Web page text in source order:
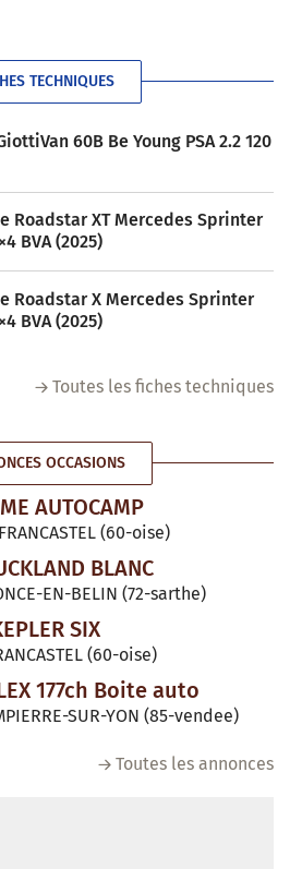
TECHNIQUES
60B Be Young PSA 2.2 120
Roadstar XT Mercedes Sprinter
BVA (2025)
Roadstar X Mercedes Sprinter
BVA (2025)
Toutes les fiches techniques
OCCASIONS
AUTOCAMP
FRANCASTEL (60-oise)
BLANC
EN-BELIN (72-sarthe)
SIX
(60-oise)
177ch Boite auto
SUR-YON (85-vendee)
Toutes les annonces